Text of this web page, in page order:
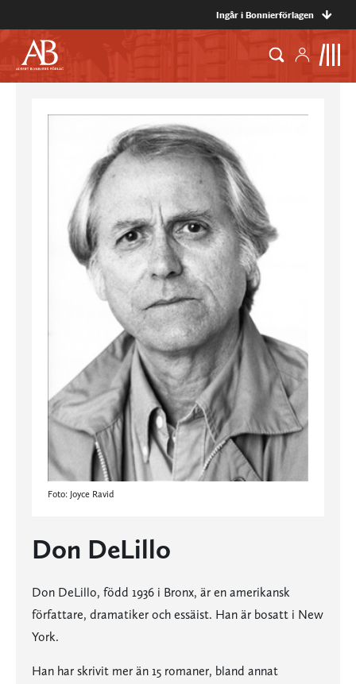
Ingår i Bonnierförlagen
Foto: Joyce Ravid
Don DeLillo
Don DeLillo, född 1936 i Bronx, är en amerikansk
författare, dramatiker och essäist. Han är bosatt i New
York.
Han har skrivit mer än 15 romaner, bland annat